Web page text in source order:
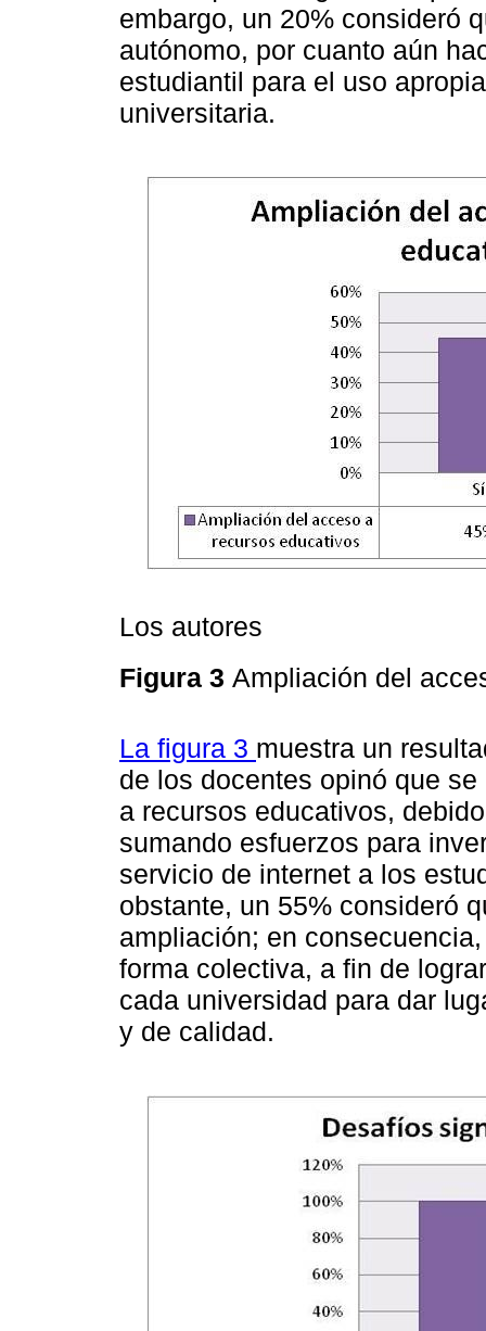
embargo, un 20% consideró
autónomo, por cuanto aún
estudiantil para el uso
universitaria.
Los autores
Figura 3 Ampliación del
La figura 3 muestra un
de los docentes opinó que
a recursos educativos,
sumando esfuerzos para
servicio de internet a los
obstante, un 55% consideró
ampliación; en
forma colectiva, a fin de
cada universidad para dar
y de calidad.